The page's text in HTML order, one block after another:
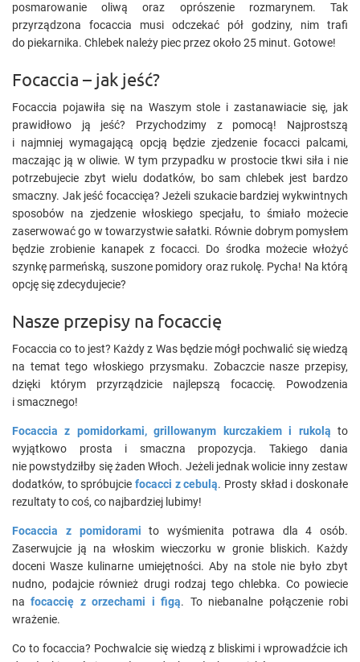
posmarowanie oliwą oraz oprószenie rozmarynem. Tak
przyrządzona focaccia musi odczekać pół godziny, nim trafi
do piekarnika. Chlebek należy piec przez około 25 minut. Gotowe!
Focaccia – jak jeść?
Focaccia pojawiła się na Waszym stole i zastanawiacie się, jak
prawidłowo ją jeść? Przychodzimy z pomocą! Najprostszą
i najmniej wymagającą opcją będzie zjedzenie focacci palcami,
maczając ją w oliwie. W tym przypadku w prostocie tkwi siła i nie
potrzebujecie zbyt wielu dodatków, bo sam chlebek jest bardzo
smaczny. Jak jeść focaccięa? Jeżeli szukacie bardziej wykwintnych
sposobów na zjedzenie włoskiego specjału, to śmiało możecie
zaserwować go w towarzystwie sałatki. Równie dobrym pomysłem
będzie zrobienie kanapek z focacci. Do środka możecie włożyć
szynkę parmeńską, suszone pomidory oraz rukolę. Pycha! Na którą
opcję się zdecydujecie?
Nasze przepisy na focaccię
Focaccia co to jest? Każdy z Was będzie mógł pochwalić się wiedzą
na temat tego włoskiego przysmaku. Zobaczcie nasze przepisy,
dzięki którym przyrządzicie najlepszą focaccię. Powodzenia
i smacznego!
Focaccia z pomidorkami, grillowanym kurczakiem i rukolą to
wyjątkowo prosta i smaczna propozycja. Takiego dania
nie powstydziłby się żaden Włoch. Jeżeli jednak wolicie inny zestaw
dodatków, to spróbujcie focacci z cebulą. Prosty skład i doskonałe
rezultaty to coś, co najbardziej lubimy!
Focaccia z pomidorami to wyśmienita potrawa dla 4 osób.
Zaserwujcie ją na włoskim wieczorku w gronie bliskich. Każdy
doceni Wasze kulinarne umiejętności. Aby na stole nie było zbyt
nudno, podajcie również drugi rodzaj tego chlebka. Co powiecie
nafocaccię z orzechami i figą. To niebanalne połączenie robi
wrażenie.
Co to focaccia? Pochwalcie się wiedzą z bliskimi i wprowadźcie ich